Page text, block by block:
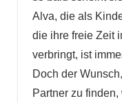
Alva, die als
die ihre freie Zeit
verbringt, ist
Doch der
Partner zu